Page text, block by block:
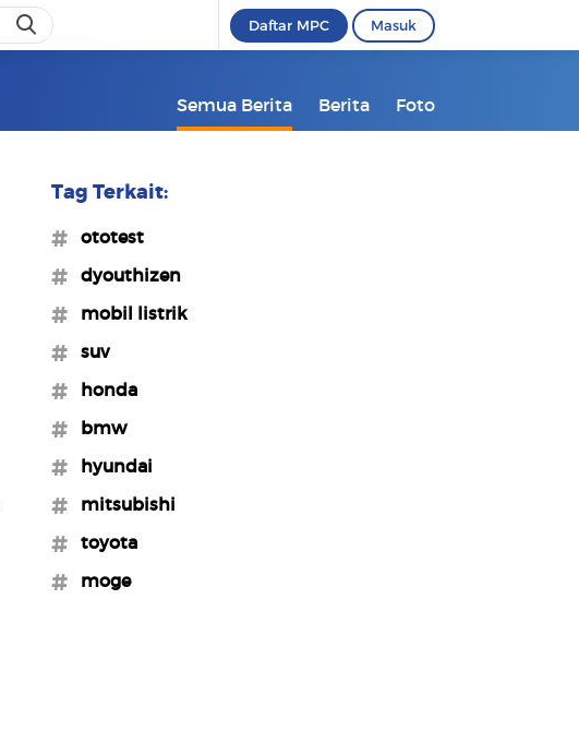
Daftar MPC Masuk
Semua Berita Berita Foto
Tag Terkait:
#ototest
#dyouthizen
#mobil listrik
#suv
#honda
#bmw
#hyundai
#mitsubishi
#toyota
#moge